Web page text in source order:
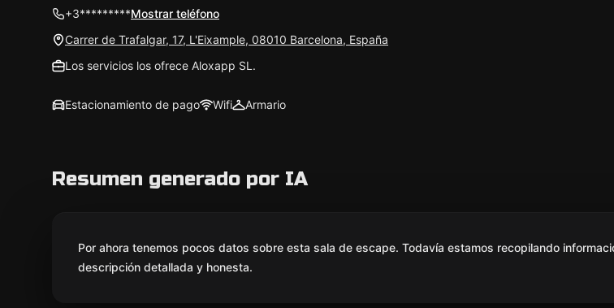
+3*********Mostrar teléfono
Carrer de Trafalgar, 17, L'Eixample, 08010 Barcelona, España
Los servicios los ofrece Aloxapp SL.
Estacionamiento de pago Wifi Armario
Resumen generado por IA
Por ahora tenemos pocos datos sobre esta sala de escape. Todavía estamos recopilando
descripción detallada y honesta.